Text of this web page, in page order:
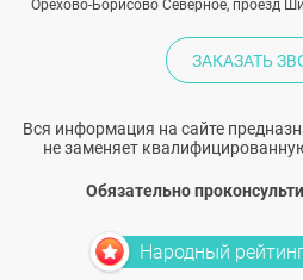
Орехово-Борисово Северное, проезд
ЗАКАЗАТЬ
Вся информация на сайте
не заменяет
Обязательно
Народный